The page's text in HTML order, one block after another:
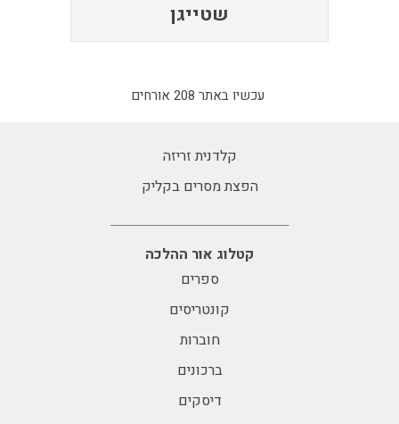
שטייגן
עכשיו באתר 208 אורחים
קלדנית זריזה
הפצת מסרים בקליק
קטלוג אור ההלכה
ספרים
קונטריסים
חוברות
ברכונים
דיסקים